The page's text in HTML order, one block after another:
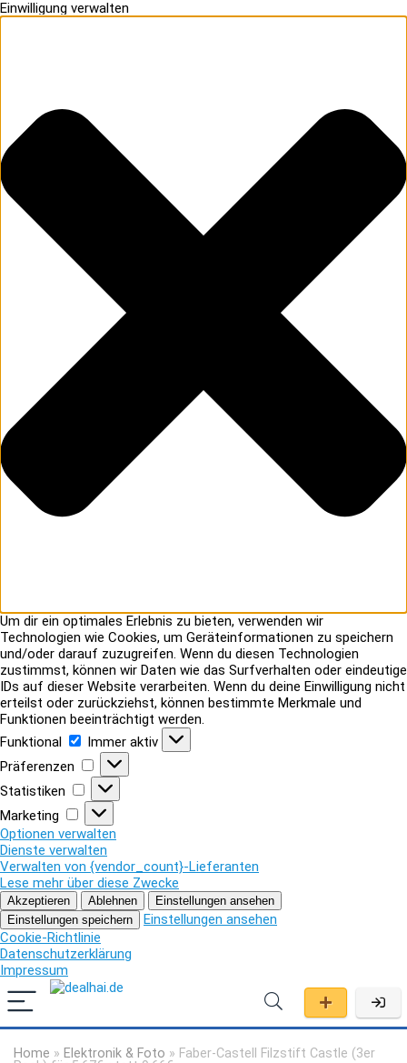
Einwilligung verwalten
Um dir ein optimales Erlebnis zu bieten, verwenden wir
Technologien wie Cookies, um Geräteinformationen zu speichern
und/oder darauf zuzugreifen. Wenn du diesen Technologien
zustimmst, können wir Daten wie das Surfverhalten oder eindeutige
IDs auf dieser Website verarbeiten. Wenn du deine Einwilligung nicht
erteilst oder zurückziehst, können bestimmte Merkmale und
Funktionen beeinträchtigt werden.
Funktional
Funktional
Immer aktiv
Präferenzen
Präferenzen
Statistiken
Statistiken
Marketing
Marketing
Optionen verwalten
Dienste verwalten
Verwalten von {vendor_count}-Lieferanten
Lese mehr über diese Zwecke
Akzeptieren Ablehnen
Einstellungen ansehen
Einstellungen speichern
Einstellungen ansehen
Cookie-Richtlinie
Datenschutzerklärung
Impressum
Home » Elektronik & Foto » Faber-Castell Filzstift Castle (3er